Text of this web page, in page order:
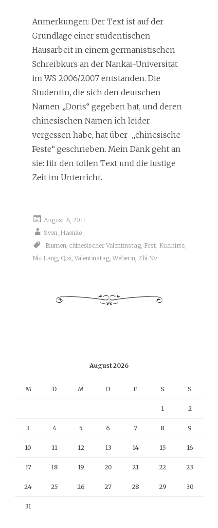
Anmerkungen: Der Text ist auf der
Grundlage einer studentischen
Hausarbeit in einem germanistischen
Schreibkurs an der Nankai-Universität
im WS 2006/2007 entstanden. Die
Studentin, die sich den deutschen
Namen „Doris“ gegeben hat, und deren
chinesischen Namen ich leider
vergessen habe, hat über „chinesische
Feste“ geschrieben. Mein Dank geht an
sie: für den tollen Text und die lustige
Zeit im Unterricht.
August 6, 2011
Sven_Haenke
Blumen, chinesischer Valentinstag, Fest, Kuhhirte,
Niu Lang, Qixi, Valentinstag, Weberin, Zhi Nv
August 2026
M D M D F S S
1 2
3 4 5 6 7 8 9
10 11 12 13 14 15 16
17 18 19 20 21 22 23
24 25 26 27 28 29 30
31